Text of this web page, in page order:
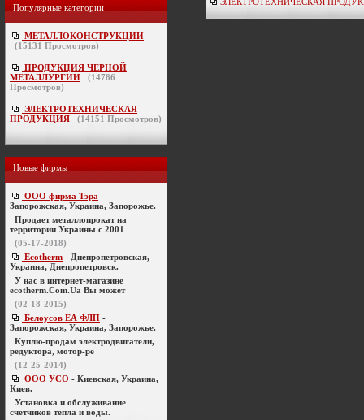
Популярные категории
МЕТАЛЛОКОНСТРУКЦИИ
(15131 Просмотров)
ПРОДУКЦИЯ ЧЕРНОЙ
МЕТАЛЛУРГИИ
(14786
Просмотров)
ЭЛЕКТРОТЕХНИЧЕСКАЯ
ПРОДУКЦИЯ
(14151 Просмотров)
Новые фирмы
ООО фирма Тэра -
Запорожская, Украина, Запорожье.
Продает металлопрокат на
территории Украины с 2001
(05-17-2018)
Ecotherm - Днепропетровская,
Украина, Днепропетровск.
У нас в интернет-магазине
ecotherm.Com.Ua Вы может
(02-18-2015)
Белоусов ЕА ФЛП -
Запорожская, Украина, Запорожье.
Куплю-продам электродвигатели,
редуктора, мотор-ре
(12-25-2014)
ООО УСО - Киевская, Украина,
Киев.
Установка и обслуживание
счетчиков тепла и воды.